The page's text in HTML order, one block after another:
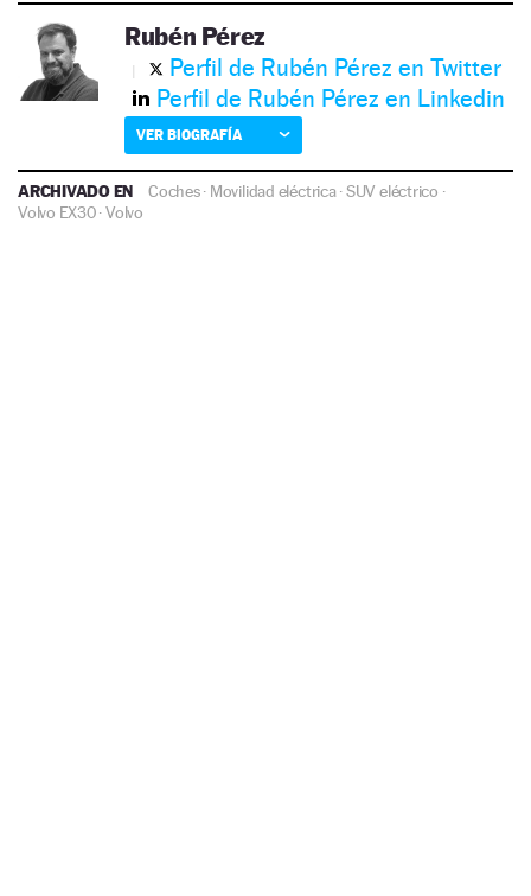
Rubén Pérez
Perfil de Rubén Pérez en Twitter
Perfil de Rubén Pérez en Linkedin
VER BIOGRAFÍA
ARCHIVADO EN Coches· Movilidad eléctrica·SUV eléctrico ·
Volvo EX30·Volvo